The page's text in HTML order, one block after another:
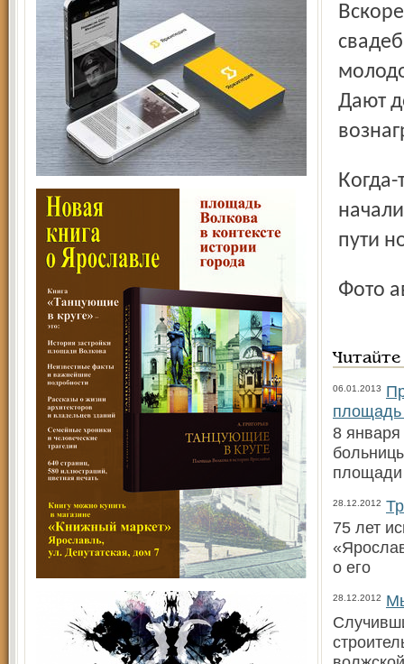
Вскоре у Демидовского сквера появилось еще одно
Дают
Когда-то в почете были свадебные генералы. Ярославцы
пути
Фото
06.01.2013
8 января
28.12.2012
75 лет
о его
28.12.2012